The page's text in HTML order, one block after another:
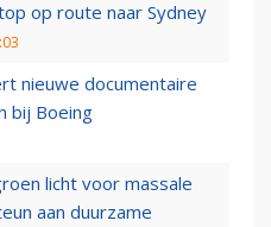
op route naar Sydney
nieuwe documentaire
bij Boeing
licht voor massale
aan duurzame